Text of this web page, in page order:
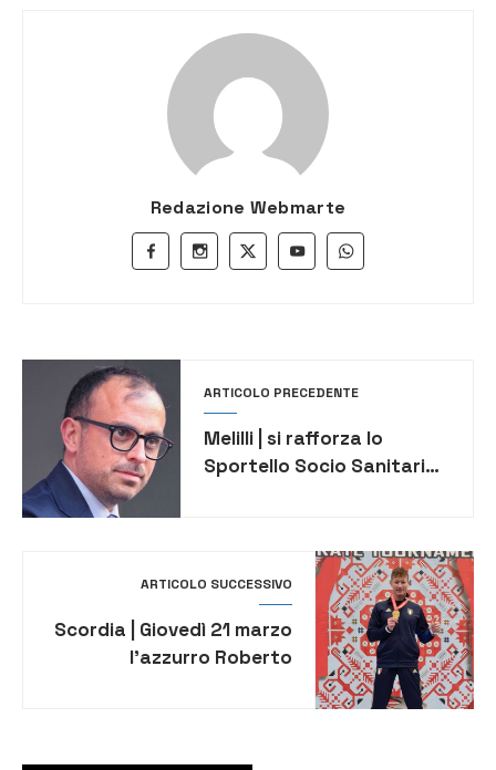
Redazione Webmarte
ARTICOLO PRECEDENTE
Melilli | si rafforza lo
Sportello Socio Sanitario
sindaco Carta
ARTICOLO SUCCESSIVO
Scordia | Giovedì 21 marzo
l’azzurro Roberto